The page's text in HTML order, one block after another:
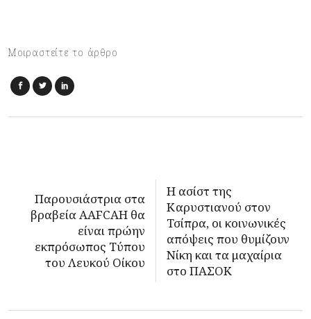
Μοιραστείτε το άρθρο
Παρουσιάστρια στα
βραβεία AAFCAΗ θα
είναι πρώην
εκπρόσωπος Τύπου
του Λευκού Οίκου
Η ασίστ της
Καρυστιανού στον
Τσίπρα, οι κοινωνικές
απόψεις που θυμίζουν
Νίκη και τα μαχαίρια
στο ΠΑΣΟΚ